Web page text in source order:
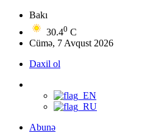
Bakı
30.40 C
Cümə, 7 Avqust 2026
Daxil ol
Abunə